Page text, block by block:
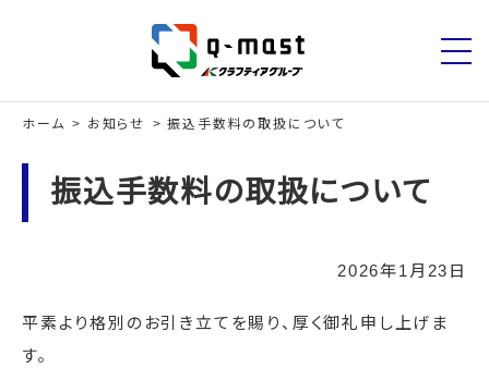
ホーム お知らせ 振込手数料の取扱について
振込手数料の取扱について
2026年1月23日
平素より格別のお引き立てを賜り、厚く御礼申し上げま
す。